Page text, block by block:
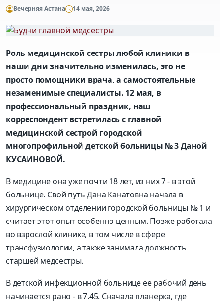
Вечерняя Астана 14 мая, 2026
Роль медицинской сестры любой клиники в
наши дни значительно изменилась, это не
просто помощники врача, а самостоятельные
незаменимые специалисты. 12 мая, в
профессиональный праздник, наш
корреспондент встретилась с главной
медицинской сестрой городской
многопрофильной детской больницы № 3 Даной
КУСАИНОВОЙ.
В медицине она уже почти 18 лет, из них 7 - в этой
больнице. Свой путь Дана Канатовна начала в
хирургическом отделении городской больницы № 1 и
считает этот опыт особенно ценным. Позже работала
во взрослой клинике, в том числе в сфере
трансфузиологии, а также занимала должность
старшей медсестры.
В детской инфекционной больнице ее рабочий день
начинается рано - в 7.45. Сначала планерка, где